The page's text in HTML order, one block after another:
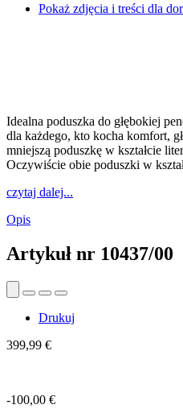
Pokaż zdjęcia i treści dla
Idealna poduszka do głębokiej
dla każdego, kto kocha komfort,
mniejszą poduszkę w kształcie
Oczywiście obie poduszki w
czytaj dalej...
Opis
Artykuł nr 10437/00
Drukuj
399,99 €
-100,00 €